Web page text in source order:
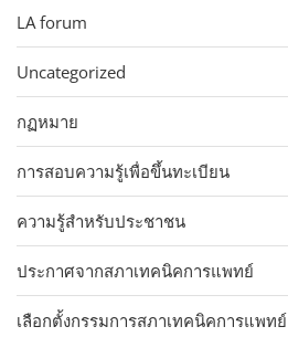
LA forum
Uncategorized
กฏหมาย
การสอบความรู้เพื่อขึ้นทะเบียน
ความรู้สำหรับประชาชน
ประกาศจากสภาเทคนิคการแพทย์
เลือกตั้งกรรมการสภาเทคนิคการแพทย์